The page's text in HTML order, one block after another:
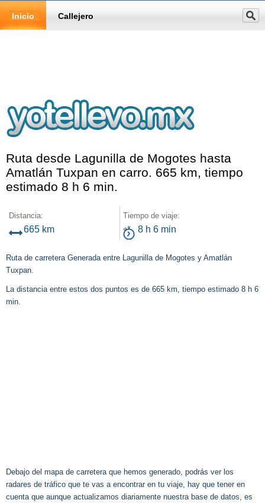
Inicio Callejero
Ruta desde Lagunilla de Mogotes hasta
Amatlán Tuxpan en carro. 665 km, tiempo
estimado 8 h 6 min.
Distancia:
665 km
Tiempo de viaje:
8 h 6 min
Ruta de carretera Generada entre Lagunilla de Mogotes y Amatlán
Tuxpan.
La distancia entre estos dos puntos es de 665 km, tiempo estimado 8 h 6
min.
Debajo del mapa de carretera que hemos generado, podrás ver los
radares de tráfico que te vas a encontrar en tu viaje, hay que tener en
cuenta que aunque actualizamos diariamente nuestra base de datos, es